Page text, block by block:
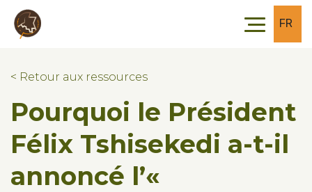
Skip to main content
Skip to footer
FR
< Retour aux ressources
Pourquoi le Président
Félix Tshisekedi a-t-il
annoncé l’«